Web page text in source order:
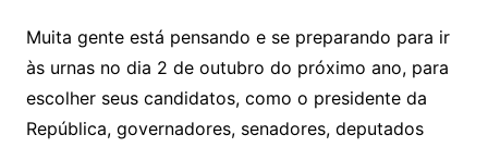
Muita gente está pensando e se preparando para ir
às urnas no dia 2 de outubro do próximo ano, para
escolher seus candidatos, como o presidente da
República, governadores, senadores, deputados